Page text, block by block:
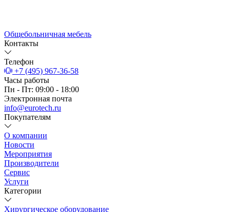
Общебольничная мебель
Контакты
Телефон
+7 (495) 967-36-58
Часы работы
Пн - Пт: 09:00 - 18:00
Электронная почта
info@eurotech.ru
Покупателям
О компании
Новости
Мероприятия
Производители
Сервис
Услуги
Категории
Хирургическое оборудование